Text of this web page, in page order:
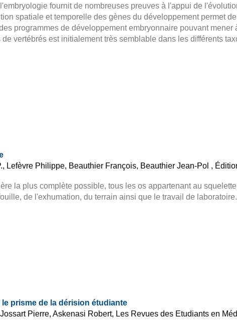
fournit de nombreuses preuves à l'appui de
spatiale et temporelle des gènes du développement permet
programmes de développement embryonnaire pouvant
vertébrés est initialement très semblable dans les différents
Lefèvre Philippe, Beauthier François, Beauthier Jean-Pol ,
la plus complète possible, tous les os appartenant au
de l'exhumation, du terrain ainsi que le travail de laboratoire.
prisme de la dérision étudiante
Pierre, Askenasi Robert, Les Revues des Etudiants en